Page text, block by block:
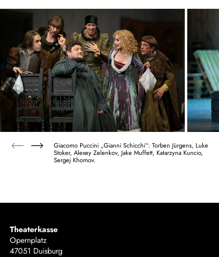
Giacomo Puccini „Gianni Schicchi“: Torben Jürgens, Luke
Stoker, Alexey Zelenkov, Jake Muffett, Katarzyna Kuncio,
Sergej Khomov.
Theaterkasse
Opernplatz
47051 Duisburg